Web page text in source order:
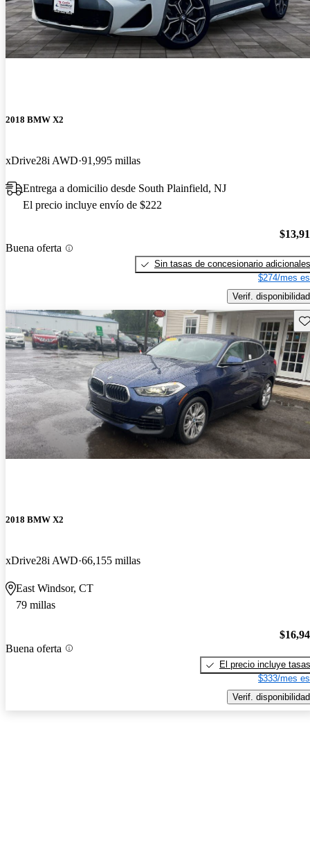
2018 BMW X2
xDrive28i AWD 91,995 millas
Entrega a domicilio desde South Plainfield, NJ
El precio incluye envío de $222
Buena oferta
Sin tasas de concesionario adicionales
$274/mes
Verif. disponibilidad
2018 BMW X2
xDrive28i AWD 66,155 millas
East Windsor, CT
79 millas
Buena oferta
El precio incluye tasas
$333/mes
Verif. disponibilidad